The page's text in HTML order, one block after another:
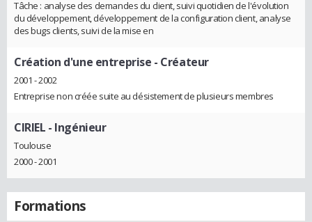
Tâche : analyse des demandes du client, suivi quotidien de l'évolution
du développement, développement de la configuration client, analyse
des bugs clients, suivi de la mise en
Création d'une entreprise - Créateur
2001 - 2002
Entreprise non créée suite au désistement de plusieurs membres
CIRIEL - Ingénieur
Toulouse
2000 - 2001
Formations